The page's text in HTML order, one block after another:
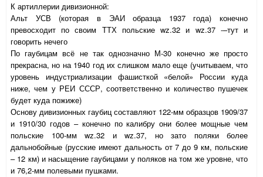
К артиллерии дивизионной:
Альт УСВ (которая в ЭАИ образца 1937 года) конечно
превосходит по своим ТТХ польскиеwz.32 и wz.37 -–тут и
говорить нечего
По гаубицам всё не так однозначно М-30 конечно же просто
прекрасна, но на 1940 год их слишком мало еще (учитываем, что
уровень индустриализации фашисткой «белой» России куда
ниже, чем у РЕИ СССР, соответственно и количество пушечек
будет куда пожиже)
Основу дивизионных гаубиц составляют 122-мм образцов 1909/37
и 1910/30 годов – конечно по калибру они более мощные чем
польские 100-мм wz.32 и wz.37, но зато поляки более
дальнобойные (русские имеют дальность от 7 до 9 км, польские
– 12 км) и насыщение гаубицами у поляков на том же уровне, что
и 76,2-мм полевыми пушками.